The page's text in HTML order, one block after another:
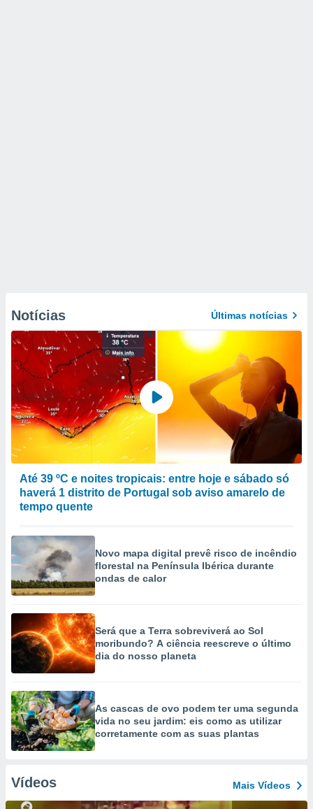
Notícias Últimas notícias
Até 39 ºC e noites tropicais: entre hoje e sábado só
haverá 1 distrito de Portugal sob aviso amarelo de
tempo quente
Novo mapa digital prevê risco de incêndio
florestal na Península Ibérica durante
ondas de calor
Será que a Terra sobreviverá ao Sol
moribundo? A ciência reescreve o último
dia do nosso planeta
As cascas de ovo podem ter uma segunda
vida no seu jardim: eis como as utilizar
corretamente com as suas plantas
Vídeos Mais Vídeos